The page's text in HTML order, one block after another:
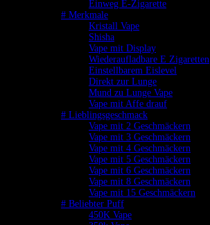
Einweg E-Zigarette
# Merkmale
Kristall Vape
Shisha
Vape mit Display
Wiederaufladbare E Zigaretten
Einstellbarem Eislevel
Direkt zur Lunge
Mund zu Lunge Vape
Vape mit Affe drauf
# Lieblingsgeschmack
Vape mit 2 Geschmäckern
Vape mit 3 Geschmäckern
Vape mit 4 Geschmäckern
Vape mit 5 Geschmäckern
Vape mit 6 Geschmäckern
Vape mit 8 Geschmäckern
Vape mit 15 Geschmäckern
# Beliebter Puff
450K Vape